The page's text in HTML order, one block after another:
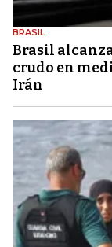
BRASIL
Brasil
crudo en
Irán